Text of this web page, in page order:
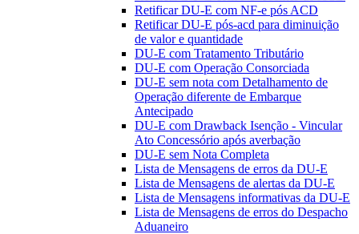
Retificar DU-E com NF-e pós ACD
Retificar DU-E pós-acd para diminuição
de valor e quantidade
DU-E com Tratamento Tributário
DU-E com Operação Consorciada
DU-E sem nota com Detalhamento de
Operação diferente de Embarque
Antecipado
DU-E com Drawback Isenção - Vincular
Ato Concessório após averbação
DU-E sem Nota Completa
Lista de Mensagens de erros da DU-E
Lista de Mensagens de alertas da DU-E
Lista de Mensagens informativas da DU-E
Lista de Mensagens de erros do Despacho
Aduaneiro